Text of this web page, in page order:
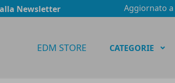
Newsletter Aggiornato a
EDM STORE CATEGORIE